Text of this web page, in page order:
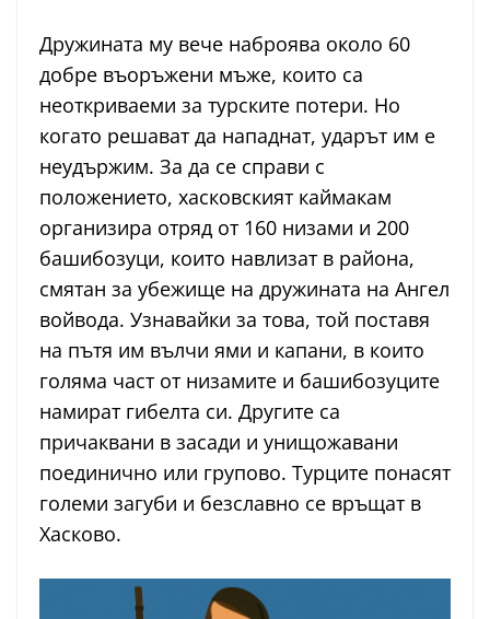
Дружината му вече наброява около 60
добре въоръжени мъже, които са
неоткриваеми за турските потери. Но
когато решават да нападнат, ударът им е
неудържим. За да се справи с
положението, хасковският каймакам
организира отряд от 160 низами и 200
башибозуци, които навлизат в района,
смятан за убежище на дружината на Ангел
войвода. Узнавайки за това, той поставя
на пътя им вълчи ями и капани, в които
голяма част от низамите и башибозуците
намират гибелта си. Другите са
причаквани в засади и унищожавани
поединично или групово. Турците понасят
големи загуби и безславно се връщат в
Хасково.